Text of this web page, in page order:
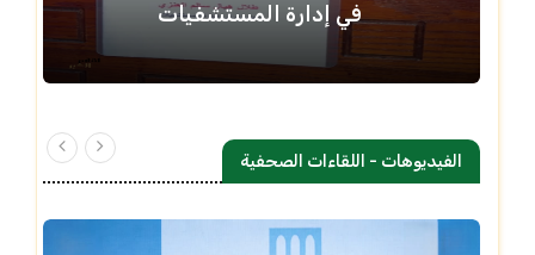
في إدارة المستشفيات
الفيديوهات - اللقاءات الصحفية